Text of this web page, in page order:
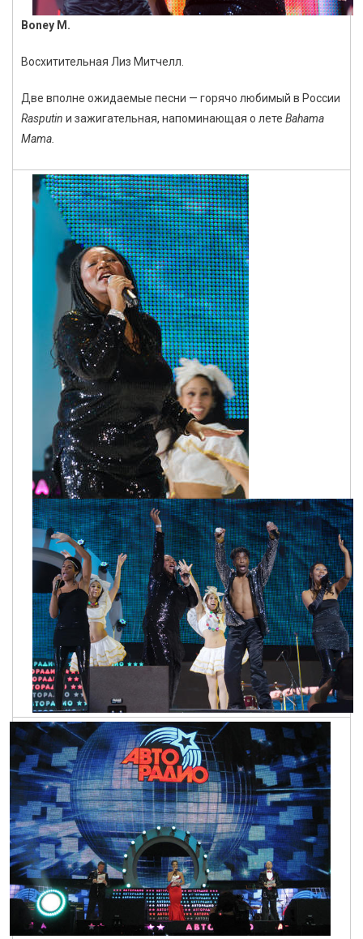
Boney M.
Восхитительная Лиз Митчелл.
Две вполне ожидаемые песни — горячо любимый в России
Rasputin и зажигательная, напоминающая о лете Bahama
Mama.